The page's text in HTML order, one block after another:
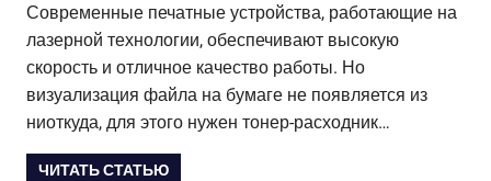
Современные печатные устройства, работающие на
лазерной технологии, обеспечивают высокую
скорость и отличное качество работы. Но
визуализация файла на бумаге не появляется из
ниоткуда, для этого нужен тонер-расходник…
ЧИТАТЬ СТАТЬЮ